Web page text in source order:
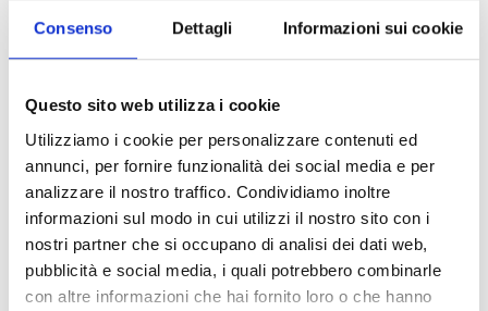
Consenso Dettagli Informazioni sui cookie
Questo sito web utilizza i cookie
Utilizziamo i cookie per personalizzare contenuti ed
annunci, per fornire funzionalità dei social media e per
analizzare il nostro traffico. Condividiamo inoltre
informazioni sul modo in cui utilizzi il nostro sito con i
nostri partner che si occupano di analisi dei dati web,
pubblicità e social media, i quali potrebbero combinarle
con altre informazioni che hai fornito loro o che hanno